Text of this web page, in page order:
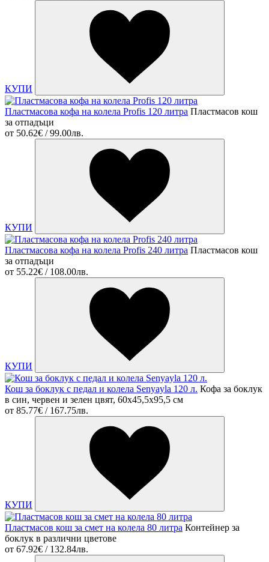
КУПИ
Пластмасова кофа на колела Profis 120 литра Пластмасов кош
за отпадъци
от 50.62€ / 99.00лв.
КУПИ
Пластмасова кофа на колела Profis 240 литра Пластмасов кош
за отпадъци
от 55.22€ / 108.00лв.
КУПИ
Кош за боклук с педал и колела Senyayla 120 л. Кофа за боклук
в син, червен и зелен цвят, 60x45,5x95,5 cм
от 85.77€ / 167.75лв.
КУПИ
Пластмасов кош за смет на колела 80 литра Контейнер за
боклук в различни цветове
от 67.92€ / 132.84лв.